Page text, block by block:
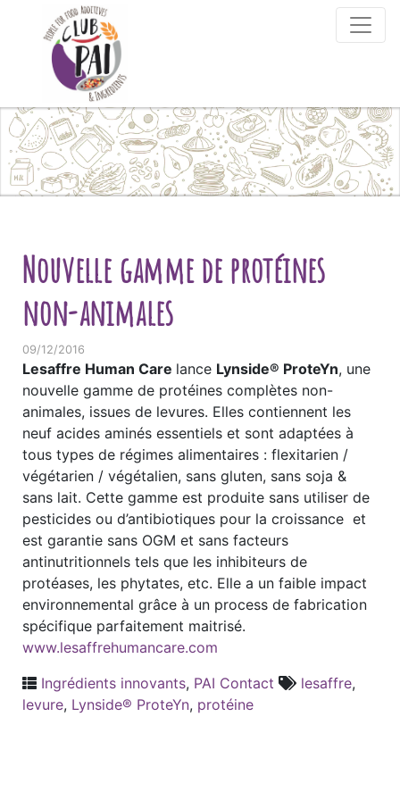
Skip to content
Nouvelle gamme de protéines
non-animales
09/12/2016
Lesaffre Human Care lance Lynside® ProteYn, une
nouvelle gamme de protéines complètes non-
animales, issues de levures. Elles contiennent les
neuf acides aminés essentiels et sont adaptées à
tous types de régimes alimentaires : flexitarien /
végétarien / végétalien, sans gluten, sans soja &
sans lait. Cette gamme est produite sans utiliser de
pesticides ou d’antibiotiques pour la croissance et
est garantie sans OGM et sans facteurs
antinutritionnels tels que les inhibiteurs de
protéases, les phytates, etc. Elle a un faible impact
environnemental grâce à un process de fabrication
spécifique parfaitement maitrisé.
www.lesaffrehumancare.com
Ingrédients innovants, PAI Contact lesaffre,
levure, Lynside® ProteYn, protéine